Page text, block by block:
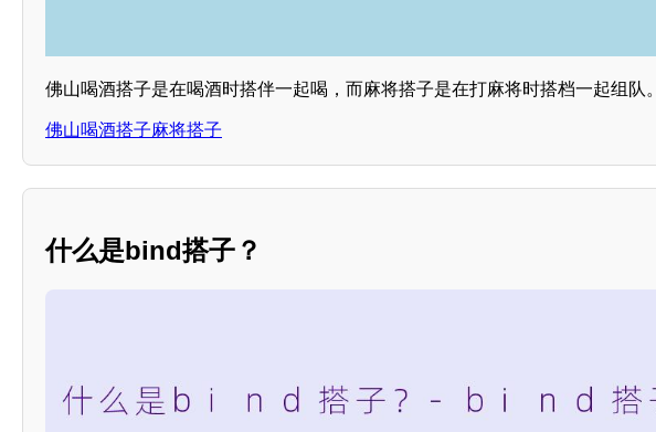
佛山喝酒搭子是在喝酒时搭伴一起喝，而麻将搭子是在打麻将时搭档一起组队。
佛山喝酒搭子麻将搭子
什么是bind搭子？